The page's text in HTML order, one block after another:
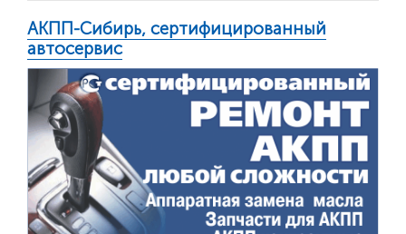
АКПП-Сибирь, сертифицированный
автосервис